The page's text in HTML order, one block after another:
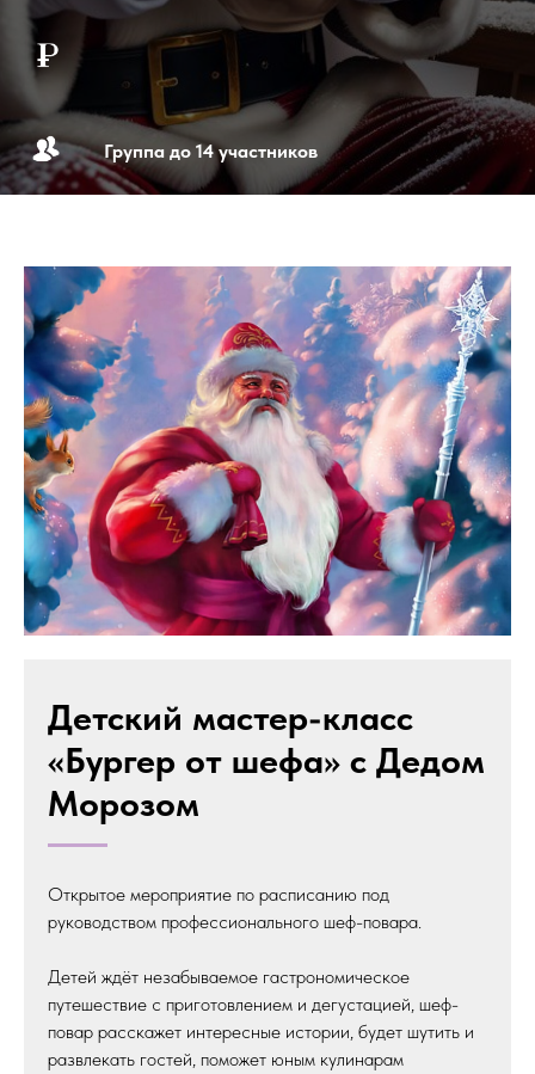
Группа до 14 участников
Детский мастер-класс
«Бургер от шефа» с Дедом
Морозом
Открытое мероприятие по расписанию под
руководством профессионального шеф-повара.
Детей ждёт незабываемое гастрономическое
путешествие с приготовлением и дегустацией, шеф-
повар расскажет интересные истории, будет шутить и
развлекать гостей, поможет юным кулинарам